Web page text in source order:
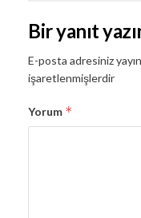
Bir yanıt
E-posta adresiniz
işaretlenmişlerdir
Yorum *